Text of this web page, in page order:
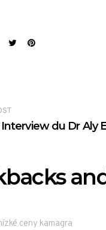
du Dr Aly
ceny kamagra